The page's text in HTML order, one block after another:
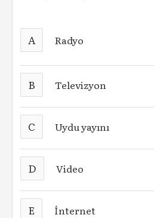
A Radyo
B Televizyon
C Uydu yayını
D Video
E İnternet